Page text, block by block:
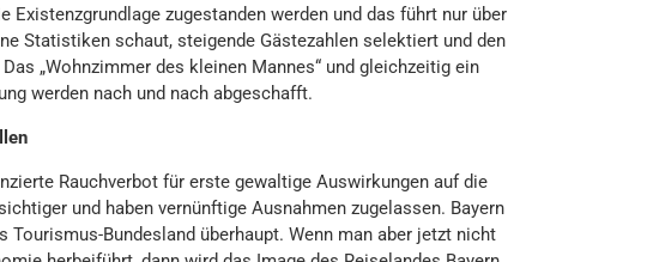
zugestanden werden und das führt nur über
Statistiken schaut, steigende Gästezahlen selektiert und den
„Wohnzimmer des kleinen Mannes“ und gleichzeitig ein
werden nach und nach abgeschafft.
Rauchverbot für erste gewaltige Auswirkungen auf die
und haben vernünftige Ausnahmen zugelassen. Bayern
Bundesland überhaupt. Wenn man aber jetzt nicht